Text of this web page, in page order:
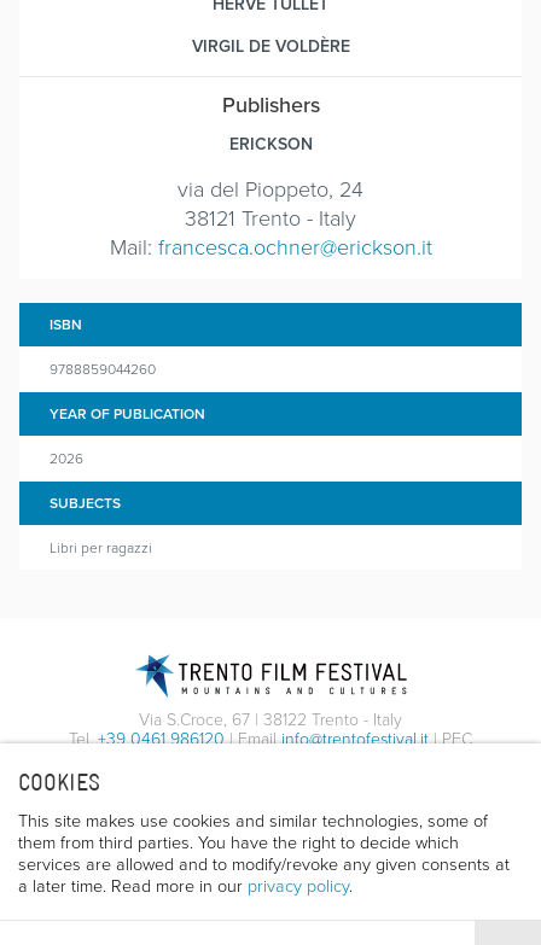
COOKIES
This site makes use cookies and similar technologies, some of
them from third parties. You have the right to decide which
services are allowed and to modify/revoke any given consents at
a later time. Read more in our privacy policy.
VIRGIL DE VOLDÈRE
Publishers
ERICKSON
via del Pioppeto, 24
38121 Trento - Italy
Mail: francesca.ochner@erickson.it
ISBN
9788859044260
YEAR OF PUBLICATION
2026
SUBJECTS
Libri per ragazzi
Via S.Croce, 67 | 38122 Trento - Italy
Tel.+39 0461 986120| Emailinfo@trentofestival.it| PEC